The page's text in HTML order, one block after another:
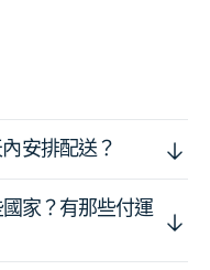
安排配送？
家？有那些付運